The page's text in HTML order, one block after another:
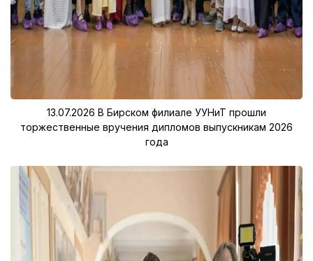
13.07.2026 В Бирском филиале УУНиТ прошли
торжественные вручения дипломов выпускникам 2026
года